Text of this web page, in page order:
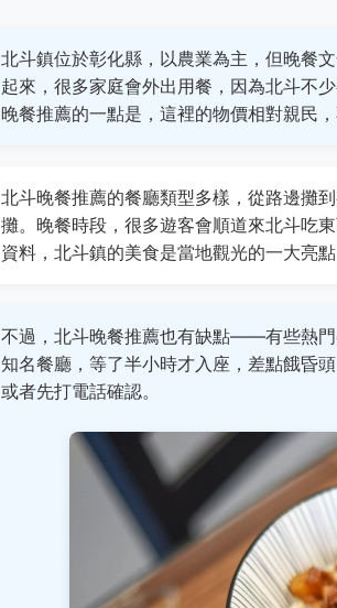
北斗鎮位於彰化縣，以農業為主，但晚餐
起來，很多家庭會外出用餐，因為北斗不
晚餐推薦的一點是，這裡的物價相對親民，
北斗晚餐推薦的餐廳類型多樣，從路邊攤
攤。晚餐時段，很多遊客會順道來北斗吃
資料，北斗鎮的美食是當地觀光的一大亮
不過，北斗晚餐推薦也有缺點——有些熱
知名餐廳，等了半小時才入座，差點餓昏
或者先打電話確認。